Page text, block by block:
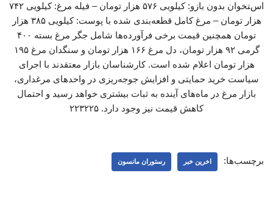
استخوان بدون بازو: کیلویی ۵۷۶ هزار تومان – فیله مرغ: کیلویی ۷۴۲
هزار تومان – مرغ کامل قطعه‌بندی شده با پوست: کیلویی ۳۸۵ هزار
تومان همچنین قیمت برخی فرآورده‌ها شامل جگر مرغ بسته ۴۰۰
گرمی ۹۲ هزار تومان، دل مرغ ۱۶۶ هزار تومان و سنگدان مرغ ۱۹۵
هزار تومان اعلام شده است. کارشناسان بازار معتقدند با اجرای
سیاست خرید حمایتی و افزایش جوجه‌ریزی در واحدهای مرغداری،
بازار مرغ در ماه‌های آینده به ثبات بیشتری خواهد رسید و احتمال
کاهش قیمت نیز وجود دارد. ۲۲۳۲۲۵
برچسب‌ها: اخرین خبر رستوران مانسون